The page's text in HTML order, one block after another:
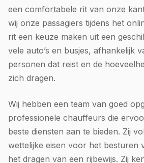
een comfortabele rit van onze
wij onze passagiers tijdens het
rit een keuze maken uit een
vele auto’s en busjes, afhankelijk
personen dat reist en de
zich dragen.
Wij hebben een team van goed
professionele chauffeurs die
beste diensten aan te bieden. Zij
wettelijke eisen voor het besturen
het dragen van een rijbewijs. Zij